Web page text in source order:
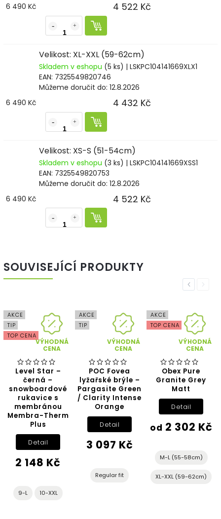
6 490 Kč
4 522 Kč
Velikost: XL-XXL (59-62cm)
Skladem v eshopu (5 ks) | LSKPC104141669XLX1
EAN: 7325549820746
Můžeme doručit do: 12.8.2026
6 490 Kč
4 432 Kč
Velikost: XS-S (51-54cm)
Skladem v eshopu (3 ks) | LSKPC104141669XSS1
EAN: 7325549820753
Můžeme doručit do: 12.8.2026
6 490 Kč
4 522 Kč
SOUVISEJÍCÍ PRODUKTY
Previous
AKCE
TIP
TOP CENA
VÝHODNÁ
CENA
Level Star –
černá –
snowboardové
rukavice s
membránou
Membra-Therm
Plus
2 148 Kč
Detail
9-L 10-XXL
AKCE
TIP
VÝHODNÁ
CENA
POC Fovea
lyžařské brýle –
Pargasite Green
/ Clarity Intense
Orange
3 097 Kč
Detail
Regular fit
AKCE
TOP CENA
VÝHODNÁ
CENA
Obex Pure
Granite Grey
Matt
od 2 302 Kč
Detail
M-L (55-58cm)
XL-XXL (59-62cm)
Next